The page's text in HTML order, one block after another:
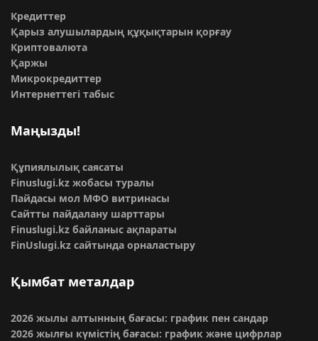
Кредиттер
Қарыз алушылардың құқықтарын қорғау
Криптовалюта
Қаржы
Микрокредиттер
Интернеттегі табыс
Маңызды!
Құпиялылық саясаты
Finuslugi.kz жобасы туралы
Пайдасы мол МФО витринасы
Сайтты пайдалану шарттары
Finuslugi.kz байланыс ақпараты
FinUslugi.kz сайтында орналастыру
Қымбат металдар
2026 жылы алтынның бағасы: график пен сандар
2026 жылғы күмістің бағасы: график және цифрлар